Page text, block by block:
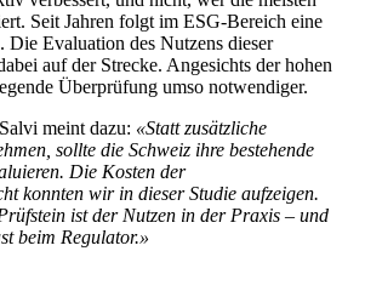
Seit Jahren folgt im ESG-Bereich eine
Die Evaluation des Nutzens dieser
auf der Strecke. Angesichts der hohen
Überprüfung umso notwendiger.
meint dazu: «Statt zusätzliche
sollte die Schweiz ihre bestehende
Die Kosten der
konnten wir in dieser Studie aufzeigen.
ist der Nutzen in der Praxis – und
beim Regulator.»